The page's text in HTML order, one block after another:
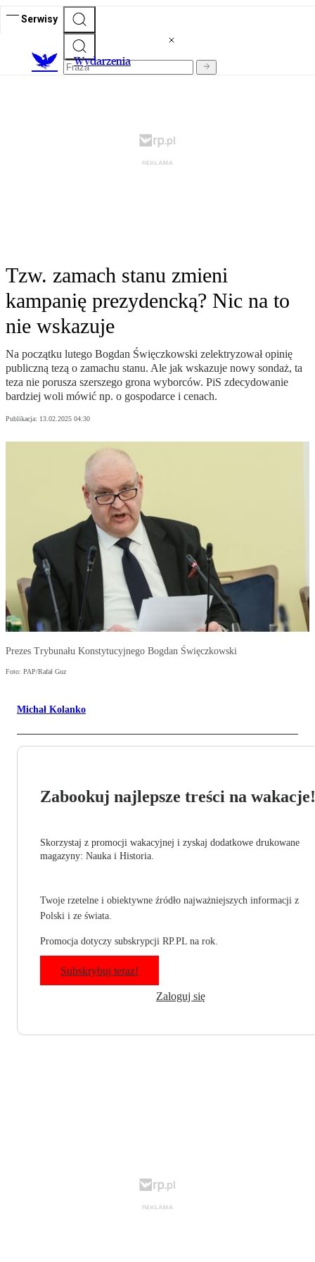
Serwisy
Wydarzenia
Tzw. zamach stanu zmieni
kampanię prezydencką? Nic na to
nie wskazuje
Na początku lutego Bogdan Święczkowski zelektryzował opinię
publiczną tezą o zamachu stanu. Ale jak wskazuje nowy sondaż, ta
teza nie porusza szerszego grona wyborców. PiS zdecydowanie
bardziej woli mówić np. o gospodarce i cenach.
Publikacja: 13.02.2025 04:30
Prezes Trybunału Konstytucyjnego Bogdan Święczkowski
Foto: PAP/Rafał Guz
Michał Kolanko
Zabookuj najlepsze treści na wakacje!
Skorzystaj z promocji wakacyjnej i zyskaj dodatkowe drukowane
magazyny: Nauka i Historia.
Twoje rzetelne i obiektywne źródło najważniejszych informacji z
Polski i ze świata.
Promocja dotyczy subskrypcji RP.PL na rok.
Subskrybuj teraz!
Zaloguj się